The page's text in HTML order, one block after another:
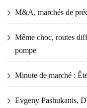
M&A, marchés de
Même choc, routes
pompe
Minute de marché :
Evgeny Pashukanis,